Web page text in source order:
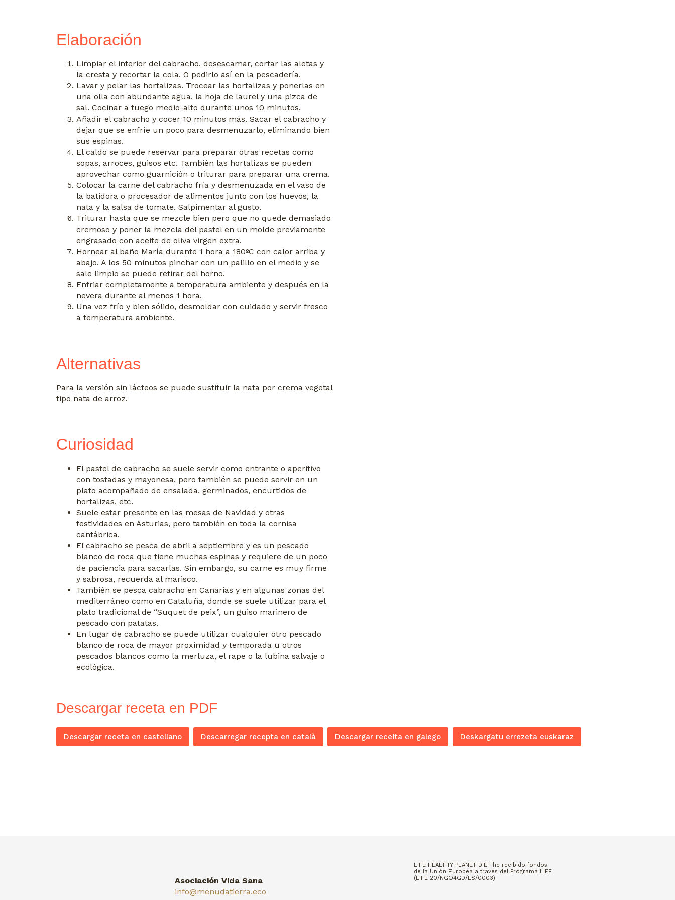
Elaboración
Limpiar el interior del cabracho, desescamar, cortar las aletas y
la cresta y recortar la cola. O pedirlo así en la pescadería.
Lavar y pelar las hortalizas. Trocear las hortalizas y ponerlas en
una olla con abundante agua, la hoja de laurel y una pizca de
sal. Cocinar a fuego medio-alto durante unos 10 minutos.
Añadir el cabracho y cocer 10 minutos más. Sacar el cabracho y
dejar que se enfríe un poco para desmenuzarlo, eliminando bien
sus espinas.
El caldo se puede reservar para preparar otras recetas como
sopas, arroces, guisos etc. También las hortalizas se pueden
aprovechar como guarnición o triturar para preparar una crema.
Colocar la carne del cabracho fría y desmenuzada en el vaso de
la batidora o procesador de alimentos junto con los huevos, la
nata y la salsa de tomate. Salpimentar al gusto.
Triturar hasta que se mezcle bien pero que no quede demasiado
cremoso y poner la mezcla del pastel en un molde previamente
engrasado con aceite de oliva virgen extra.
Hornear al baño María durante 1 hora a 180ºC con calor arriba y
abajo. A los 50 minutos pinchar con un palillo en el medio y se
sale limpio se puede retirar del horno.
Enfriar completamente a temperatura ambiente y después en la
nevera durante al menos 1 hora.
Una vez frío y bien sólido, desmoldar con cuidado y servir fresco
a temperatura ambiente.
Alternativas
Para la versión sin lácteos se puede sustituir la nata por crema vegetal
tipo nata de arroz.
Curiosidad
El pastel de cabracho se suele servir como entrante o aperitivo
con tostadas y mayonesa, pero también se puede servir en un
plato acompañado de ensalada, germinados, encurtidos de
hortalizas, etc.
Suele estar presente en las mesas de Navidad y otras
festividades en Asturias, pero también en toda la cornisa
cantábrica.
El cabracho se pesca de abril a septiembre y es un pescado
blanco de roca que tiene muchas espinas y requiere de un poco
de paciencia para sacarlas. Sin embargo, su carne es muy firme
y sabrosa, recuerda al marisco.
También se pesca cabracho en Canarias y en algunas zonas del
mediterráneo como en Cataluña, donde se suele utilizar para el
plato tradicional de “Suquet de peix”, un guiso marinero de
pescado con patatas.
En lugar de cabracho se puede utilizar cualquier otro pescado
blanco de roca de mayor proximidad y temporada u otros
pescados blancos como la merluza, el rape o la lubina salvaje o
ecológica.
Descargar receta en PDF
Descargar receta en castellano Descarregar recepta en català Descargar receita en galego Deskargatu errezeta euskaraz
Asociación Vida Sana
info@menudatierra.eco
LIFE HEALTHY PLANET DIET he recibido fondos
de la Unión Europea a través del Programa LIFE
(LIFE 20/NGO4GD/ES/0003)